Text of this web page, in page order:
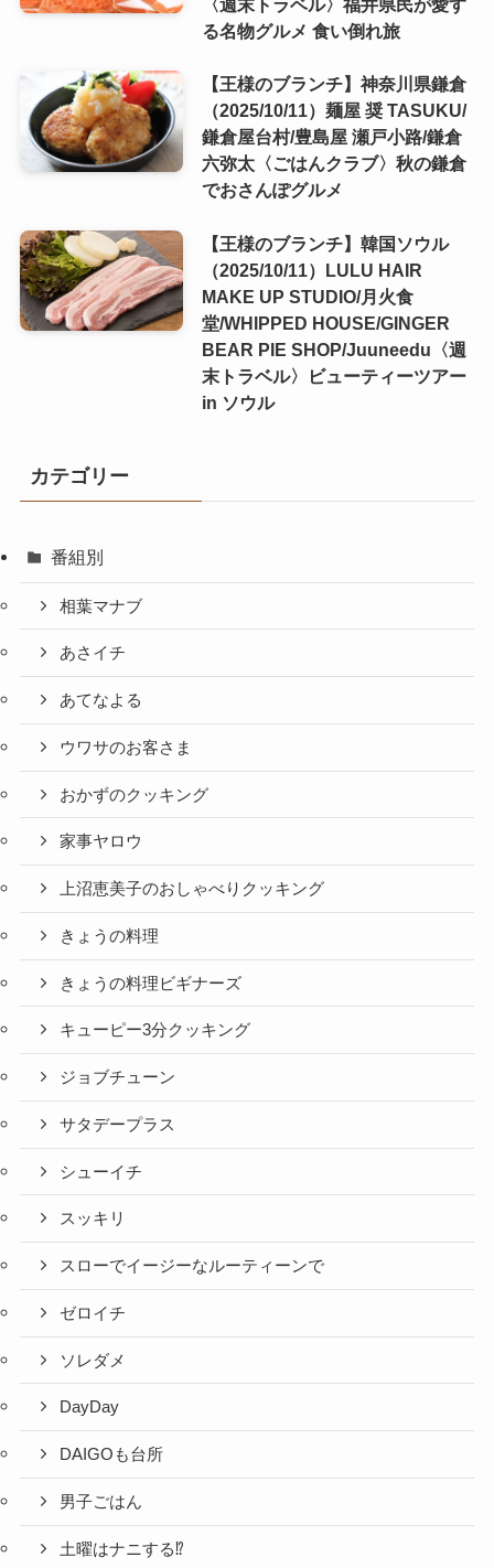
〈週末トラベル〉福井県民が愛す
る名物グルメ 食い倒れ旅
【王様のブランチ】神奈川県鎌倉
（2025/10/11）麺屋 奨 TASUKU/
鎌倉屋台村/豊島屋 瀬戸小路/鎌倉
六弥太〈ごはんクラブ〉秋の鎌倉
でおさんぽグルメ
【王様のブランチ】韓国ソウル
（2025/10/11）LULU HAIR
MAKE UP STUDIO/月火食
堂/WHIPPED HOUSE/GINGER
BEAR PIE SHOP/Juuneedu〈週
末トラベル〉ビューティーツアー
in ソウル
カテゴリー
番組別
相葉マナブ
あさイチ
あてなよる
ウワサのお客さま
おかずのクッキング
家事ヤロウ
上沼恵美子のおしゃべりクッキング
きょうの料理
きょうの料理ビギナーズ
キューピー3分クッキング
ジョブチューン
サタデープラス
シューイチ
スッキリ
スローでイージーなルーティーンで
ゼロイチ
ソレダメ
DayDay
DAIGOも台所
男子ごはん
土曜はナニする⁉